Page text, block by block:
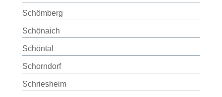
Schömberg
Schönaich
Schöntal
Schorndorf
Schriesheim